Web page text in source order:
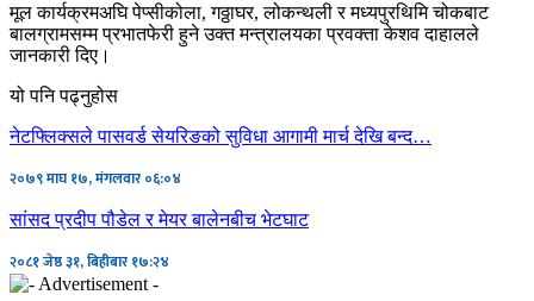
मूल कार्यक्रमअघि पेप्सीकोला, गठ्ठाघर, लोकन्थली र मध्यपुरथिमि चोकबाट
बालग्रामसम्म प्रभातफेरी हुने उक्त मन्त्रालयका प्रवक्ता केशव दाहालले
जानकारी दिए।
यो पनि पढ्नुहोस
नेटफ्लिक्सले पासवर्ड सेयरिङको सुविधा आगामी मार्च देखि बन्द…
२०७९ माघ १७, मंगलवार ०६:०४
सांसद प्रदीप पौडेल र मेयर बालेनबीच भेटघाट
२०८१ जेष्ठ ३१, बिहीबार १७:२४